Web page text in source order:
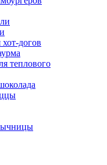
догов
теплового